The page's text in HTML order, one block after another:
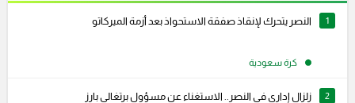
1 النصر يتحرك لإنقاذ صفقة الاستحواذ بعد أزمة الميركاتو
كرة سعودية
2 زلزال إداري في النصر.. الاستغناء عن مسؤول برتغالي بارز